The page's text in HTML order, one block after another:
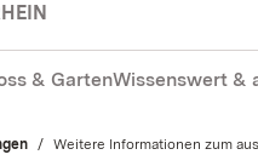
& GartenWissenswert &
Aktuell:
Weitere Informationen zum